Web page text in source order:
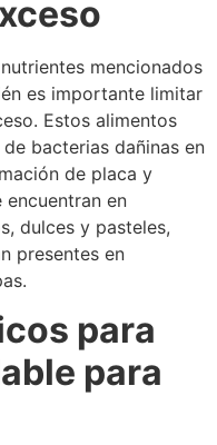
mencionados
es importante limitar
Estos alimentos
bacterias dañinas en
de placa y
encuentran en
dulces y pasteles,
presentes en
para
para